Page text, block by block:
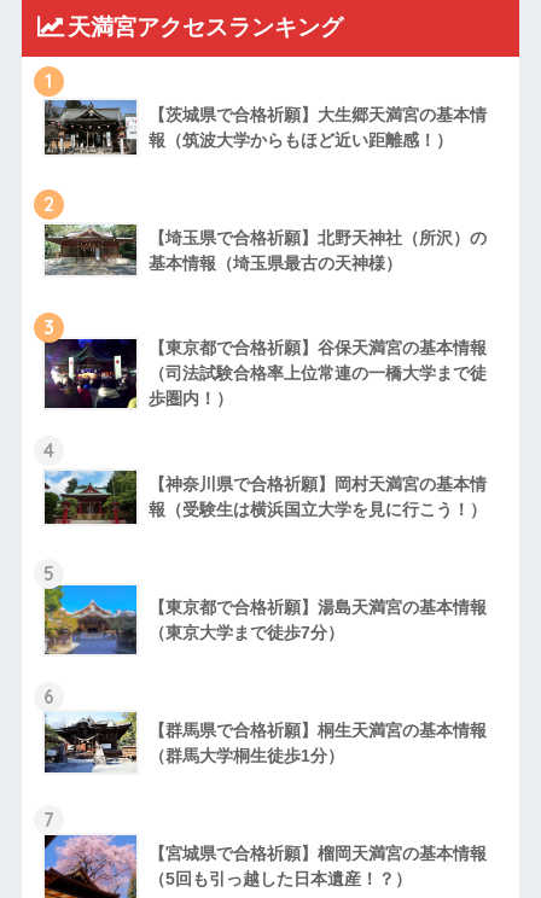
天満宮アクセスランキング
1
【茨城県で合格祈願】大生郷天満宮の基本情
報（筑波大学からもほど近い距離感！）
2
【埼玉県で合格祈願】北野天神社（所沢）の
基本情報（埼玉県最古の天神様）
3
【東京都で合格祈願】谷保天満宮の基本情報
（司法試験合格率上位常連の一橋大学まで徒
歩圏内！）
4
【神奈川県で合格祈願】岡村天満宮の基本情
報（受験生は横浜国立大学を見に行こう！）
5
【東京都で合格祈願】湯島天満宮の基本情報
（東京大学まで徒歩7分）
6
【群馬県で合格祈願】桐生天満宮の基本情報
（群馬大学桐生徒歩1分）
7
【宮城県で合格祈願】榴岡天満宮の基本情報
（5回も引っ越した日本遺産！？）